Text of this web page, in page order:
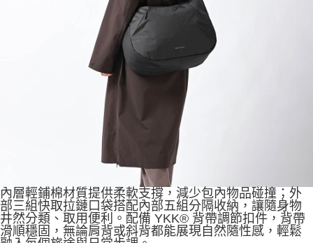
內層輕鋪棉材質提供柔軟支撐，減少包內物品碰撞；外
部三組快取拉鏈口袋搭配內部五組分隔收納，讓隨身物
井然分類、取用便利。配備 YKK® 背帶調節扣件，背帶
滑順穩固，無論肩背或斜背都能展現自然隨性感，輕鬆